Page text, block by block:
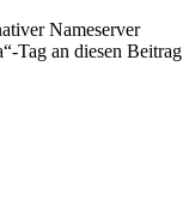
Nameserver
Tag an diesen Beitrag